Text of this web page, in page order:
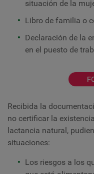
situación de la
Libro de familia o
Declaración de la
en el puesto de
Recibida la
no certificar la
lactancia natural,
situaciones:
Los riesgos a los